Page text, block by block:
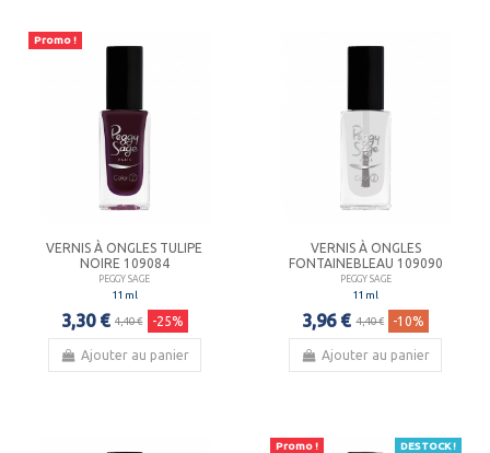
Promo !
VERNIS À ONGLES TULIPE
NOIRE 109084
PEGGY SAGE
11 ml
3,30 € 4,40 € -25%
Ajouter au panier
VERNIS À ONGLES
FONTAINEBLEAU 109090
PEGGY SAGE
11 ml
3,96 € 4,40 € -10%
Ajouter au panier
Promo ! DESTOCK !